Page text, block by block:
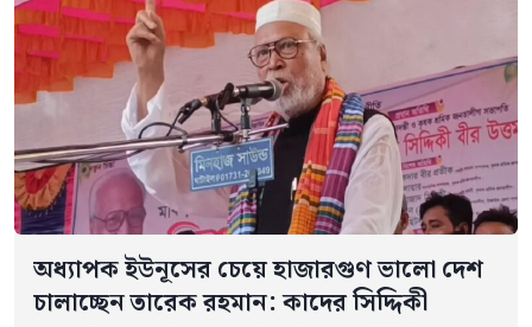
অধ্যাপক ইউনূসের চেয়ে হাজারগুণ ভালো দেশ
চালাচ্ছেন তারেক রহমান: কাদের সিদ্দিকী